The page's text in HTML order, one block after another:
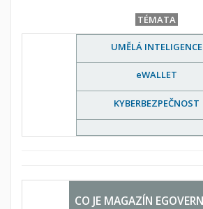
TÉMATA
UMĚLÁ INTELIGENCE
eWALLET
KYBERBEZPEČNOST
CO JE MAGAZÍN